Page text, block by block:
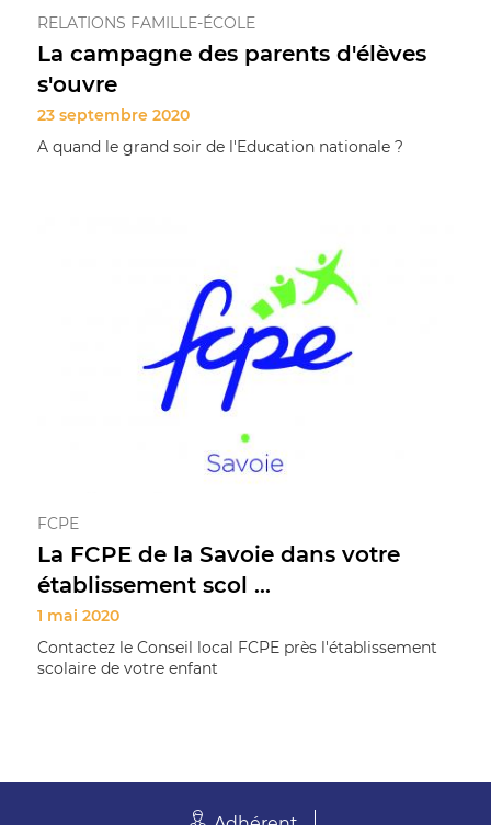
RELATIONS FAMILLE-ÉCOLE
La campagne des parents d'élèves
s'ouvre
23 septembre 2020
A quand le grand soir de l'Education nationale ?
FCPE
La FCPE de la Savoie dans votre
établissement scol ...
1 mai 2020
Contactez le Conseil local FCPE près l'établissement
scolaire de votre enfant